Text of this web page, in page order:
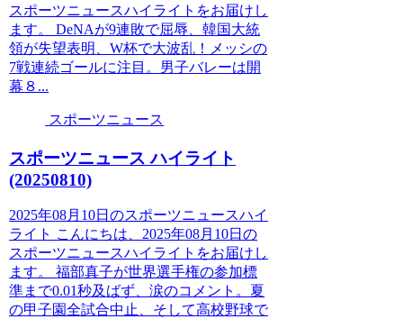
スポーツニュースハイライトをお届けし
ます。 DeNAが9連敗で屈辱、韓国大統
領が失望表明、W杯で大波乱！メッシの
7戦連続ゴールに注目。男子バレーは開
幕８...
スポーツニュース
スポーツニュース ハイライト
(20250810)
2025年08月10日のスポーツニュースハイ
ライト こんにちは、2025年08月10日の
スポーツニュースハイライトをお届けし
ます。 福部真子が世界選手権の参加標
準まで0.01秒及ばず、涙のコメント。夏
の甲子園全試合中止、そして高校野球で